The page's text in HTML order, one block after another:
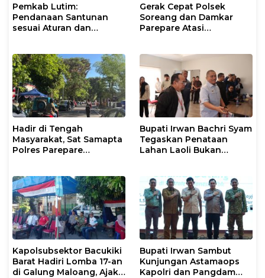
Pemkab Lutim:
Pendanaan Santunan
sesuai Aturan dan
Gerak Cepat Polsek
Soreang dan Damkar
Parepare Atasi
Hadir di Tengah
Masyarakat, Sat Samapta
Polres Parepare
Bupati Irwan Bachri Syam
Tegaskan Penataan
Lahan Laoli Bukan
Kapolsubsektor Bacukiki
Barat Hadiri Lomba 17-an
di Galung Maloang, Ajak
Bupati Irwan Sambut
Kunjungan Astamaops
Kapolri dan Pangdam